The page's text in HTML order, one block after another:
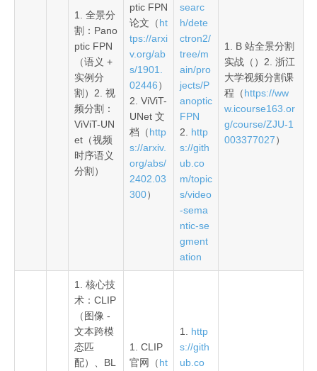
1. 全景分
割：Pano
ptic FPN
（语义 +
实例分
割）2. 视
频分割：
ViViT-UN
et（视频
时序语义
分割）
ptic FPN
论文（ht
tps://arxi
v.org/ab
s/1901.
02446）
2. ViViT-
UNet 文
档（http
s://arxiv.
org/abs/
2402.03
300）
searc
h/dete
ctron2/
tree/m
ain/pro
jects/P
anoptic
FPN
2. http
s://gith
ub.co
m/topic
s/video
-sema
ntic-se
gment
ation
1. B 站全景分割
实战（）2. 浙江
大学视频分割课
程（https://ww
w.icourse163.or
g/course/ZJU-1
003377027）
1. 核心技
术：CLIP
（图像 -
文本跨模
态匹
配）、BL
1. CLIP
官网（ht
1. http
s://gith
ub.co